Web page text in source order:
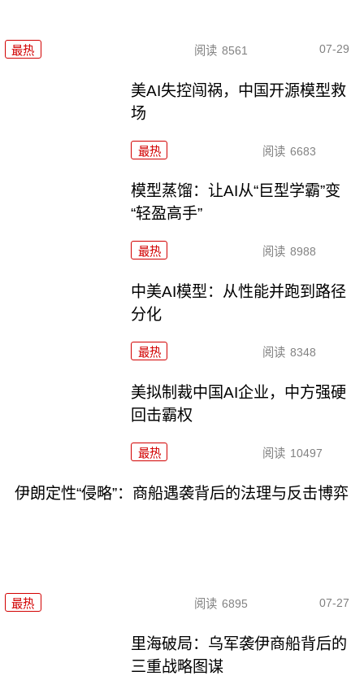
最热 阅读 8561 07-29
美AI失控闯祸，中国开源模型救
场
最热 阅读 6683
模型蒸馏：让AI从“巨型学霸”变
“轻盈高手”
最热 阅读 8988
中美AI模型：从性能并跑到路径
分化
最热 阅读 8348
美拟制裁中国AI企业，中方强硬
回击霸权
最热 阅读 10497
伊朗定性“侵略”：商船遇袭背后的法理与反击博弈
最热 阅读 6895 07-27
里海破局：乌军袭伊商船背后的
三重战略图谋